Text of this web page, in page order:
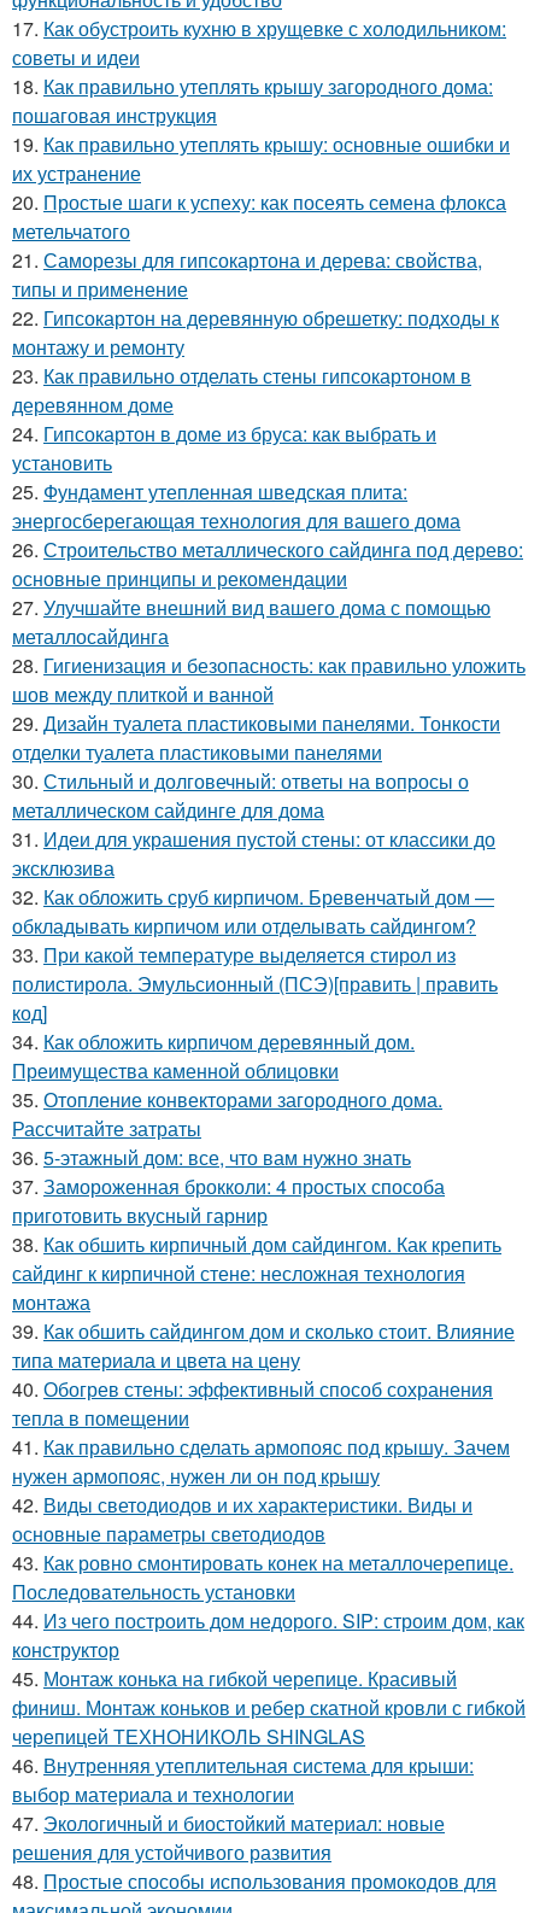
17. Как обустроить кухню в хрущевке с холодильником:
советы и идеи
18. Как правильно утеплять крышу загородного дома:
пошаговая инструкция
19. Как правильно утеплять крышу: основные ошибки и
их устранение
20. Простые шаги к успеху: как посеять семена флокса
метельчатого
21. Саморезы для гипсокартона и дерева: свойства,
типы и применение
22. Гипсокартон на деревянную обрешетку: подходы к
монтажу и ремонту
23. Как правильно отделать стены гипсокартоном в
деревянном доме
24. Гипсокартон в доме из бруса: как выбрать и
установить
25. Фундамент утепленная шведская плита:
энергосберегающая технология для вашего дома
26. Строительство металлического сайдинга под дерево:
основные принципы и рекомендации
27. Улучшайте внешний вид вашего дома с помощью
металлосайдинга
28. Гигиенизация и безопасность: как правильно уложить
шов между плиткой и ванной
29. Дизайн туалета пластиковыми панелями. Тонкости
отделки туалета пластиковыми панелями
30. Стильный и долговечный: ответы на вопросы о
металлическом сайдинге для дома
31. Идеи для украшения пустой стены: от классики до
эксклюзива
32. Как обложить сруб кирпичом. Бревенчатый дом —
обкладывать кирпичом или отделывать сайдингом?
33. При какой температуре выделяется стирол из
полистирола. Эмульсионный (ПСЭ)[править | править
код]
34. Как обложить кирпичом деревянный дом.
Преимущества каменной облицовки
35. Отопление конвекторами загородного дома.
Рассчитайте затраты
36. 5-этажный дом: все, что вам нужно знать
37. Замороженная брокколи: 4 простых способа
приготовить вкусный гарнир
38. Как обшить кирпичный дом сайдингом. Как крепить
сайдинг к кирпичной стене: несложная технология
монтажа
39. Как обшить сайдингом дом и сколько стоит. Влияние
типа материала и цвета на цену
40. Обогрев стены: эффективный способ сохранения
тепла в помещении
41. Как правильно сделать армопояс под крышу. Зачем
нужен армопояс, нужен ли он под крышу
42. Виды светодиодов и их характеристики. Виды и
основные параметры светодиодов
43. Как ровно смонтировать конек на металлочерепице.
Последовательность установки
44. Из чего построить дом недорого. SIP: строим дом, как
конструктор
45. Монтаж конька на гибкой черепице. Красивый
финиш. Монтаж коньков и ребер скатной кровли с гибкой
черепицей ТЕХНОНИКОЛЬ SHINGLAS
46. Внутренняя утеплительная система для крыши:
выбор материала и технологии
47. Экологичный и биостойкий материал: новые
решения для устойчивого развития
48. Простые способы использования промокодов для